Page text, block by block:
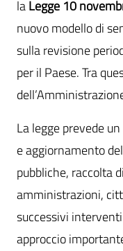
laLegge 10
nuovo modello di
sulla revisione
per il Paese. Tra
La legge prevede
e aggiornamento
pubbliche, raccolta
amministrazioni,
successivi
approccio